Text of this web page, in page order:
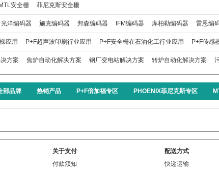
安全栅 菲尼克斯安全栅
光洋编码器 施克编码器 邦森编码器 IFM编码器 库柏勒编码器 雷恩编
应用 P+F超声波印刷行业应用 P+F安全栅在石油化工行业应用 P+F传感
方案 焦炉自动化解决方案 钢厂变电站解决方案 转炉自动化解决方案
部品牌 热销产品 P+F倍加福专区 PHOENIX菲尼克斯专区
关于支付
付款须知
配送方式
快递运输